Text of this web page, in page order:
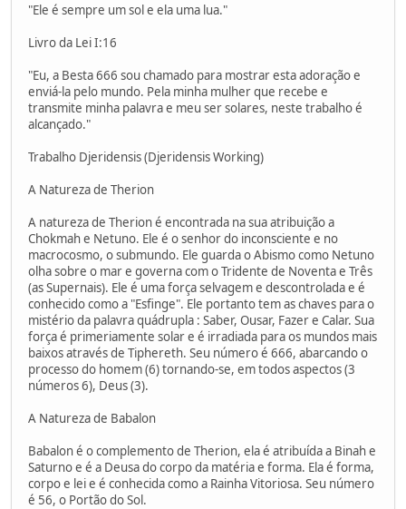
"Ele é sempre um sol e ela uma lua."
Livro da Lei I:16
"Eu, a Besta 666 sou chamado para mostrar esta adoração e
enviá-la pelo mundo. Pela minha mulher que recebe e
transmite minha palavra e meu ser solares, neste trabalho é
alcançado."
Trabalho Djeridensis (Djeridensis Working)
A Natureza de Therion
A natureza de Therion é encontrada na sua atribuição a
Chokmah e Netuno. Ele é o senhor do inconsciente e no
macrocosmo, o submundo. Ele guarda o Abismo como Netuno
olha sobre o mar e governa com o Tridente de Noventa e Três
(as Supernais). Ele é uma força selvagem e descontrolada e é
conhecido como a "Esfinge". Ele portanto tem as chaves para o
mistério da palavra quádrupla : Saber, Ousar, Fazer e Calar. Sua
força é primeriamente solar e é irradiada para os mundos mais
baixos através de Tiphereth. Seu número é 666, abarcando o
processo do homem (6) tornando-se, em todos aspectos (3
números 6), Deus (3).
A Natureza de Babalon
Babalon é o complemento de Therion, ela é atribuída a Binah e
Saturno e é a Deusa do corpo da matéria e forma. Ela é forma,
corpo e lei e é conhecida como a Rainha Vitoriosa. Seu número
é 56, o Portão do Sol.